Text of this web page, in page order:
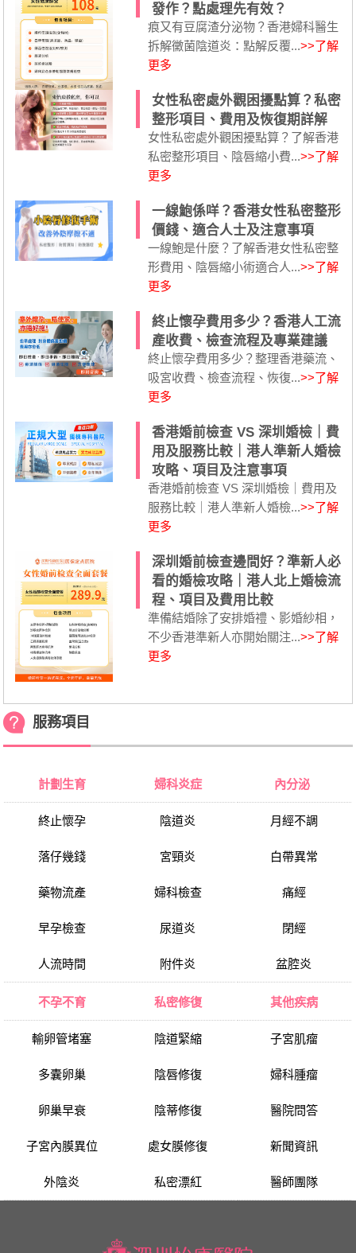
發作？點處理先有效？
痕又有豆腐渣分泌物？香港婦科醫生
拆解黴菌陰道炎：點解反覆...>>了解
更多
女性私密處外觀困擾點算？私密
整形項目、費用及恢復期詳解
女性私密處外觀困擾點算？了解香港
私密整形項目、陰唇縮小費...>>了解
更多
一線鮑係咩？香港女性私密整形
價錢、適合人士及注意事項
一線鮑是什麼？了解香港女性私密整
形費用、陰唇縮小術適合人...>>了解
更多
終止懷孕費用多少？香港人工流
產收費、檢查流程及專業建議
終止懷孕費用多少？整理香港藥流、
吸宮收費、檢查流程、恢復...>>了解
更多
香港婚前檢查 VS 深圳婚檢｜費
用及服務比較｜港人準新人婚檢
攻略、項目及注意事項
香港婚前檢查 VS 深圳婚檢｜費用及
服務比較｜港人準新人婚檢...>>了解
更多
深圳婚前檢查邊間好？準新人必
看的婚檢攻略｜港人北上婚檢流
程、項目及費用比較
準備結婚除了安排婚禮、影婚紗相，
不少香港準新人亦開始關注...>>了解
更多
服務項目
計劃生育
終止懷孕
落仔幾錢
藥物流產
早孕檢查
人流時間
婦科炎症
陰道炎
宮頸炎
婦科檢查
尿道炎
附件炎
內分泌
月經不調
白帶異常
痛經
閉經
盆腔炎
不孕不育
輸卵管堵塞
多囊卵巢
卵巢早衰
子宮內膜異位
外陰炎
私密修復
陰道緊縮
陰唇修復
陰蒂修復
處女膜修復
私密漂紅
其他疾病
子宮肌瘤
婦科腫瘤
醫院問答
新聞資訊
醫師團隊